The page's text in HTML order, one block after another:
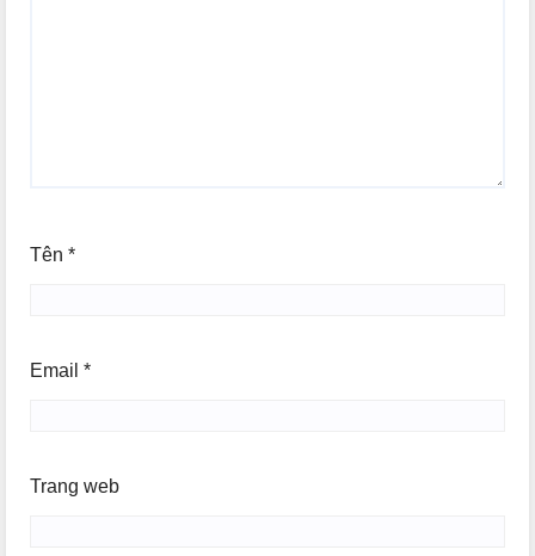
Tên *
Email *
Trang web